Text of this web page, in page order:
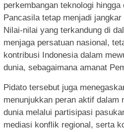
perkembangan teknologi
Pancasila tetap menjadi
Nilai-nilai yang terkandung di
menjaga persatuan nasional,
kontribusi Indonesia dalam
dunia, sebagaimana amanat
Pidato tersebut juga
menunjukkan peran aktif dalam
dunia melalui partisipasi
mediasi konflik regional, serta